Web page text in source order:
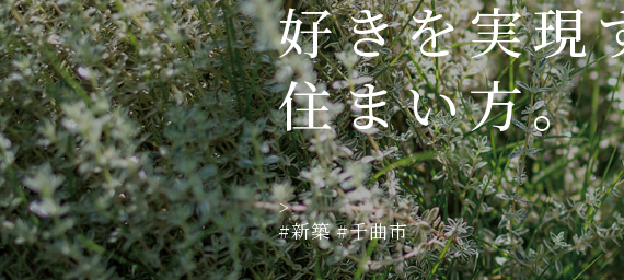
好きを実現
住まい方。
>
#新築 #千曲市